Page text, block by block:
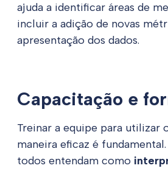
ajuda a identificar áreas de
incluir a adição de novas
apresentação dos dados.
Capacitação e
Treinar a equipe para utilizar
maneira eficaz é
todos entendam como